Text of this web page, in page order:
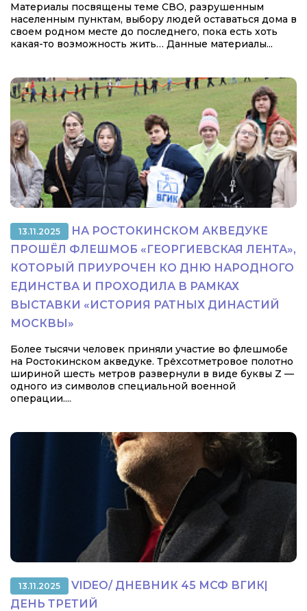
Материалы посвящены теме СВО, разрушенным
населенным пунктам, выбору людей оставаться дома в
своем родном месте до последнего, пока есть хоть
какая-то возможность жить… Данные материалы...
13.11.2025
НА РОСТОКИНСКОМ АКВЕДУКЕ
ПРОШЁЛ ФЛЕШМОБ «ГЕОРГИЕВСКАЯ ЛЕНТА»,
КОТОРЫЙ ПРИУРОЧЕН КО ДНЮ НАРОДНОГО
ЕДИНСТВА И ПРОХОДИЛА В РАМКАХ
ВЫСТАВКИ «ИСТОРИЯ РАТНЫХ ДИНАСТИЙ
МОСКВЫ»
Более тысячи человек приняли участие во флешмобе
на Ростокинском акведуке. Трёхсотметровое полотно
шириной шесть метров развернули в виде буквы Z —
одного из символов специальной военной
операции....
13.11.2025
VIDEO/ ДНЕВНИК 45 МСФ ВГИК|
ДЕНЬ ТРЕТИЙ